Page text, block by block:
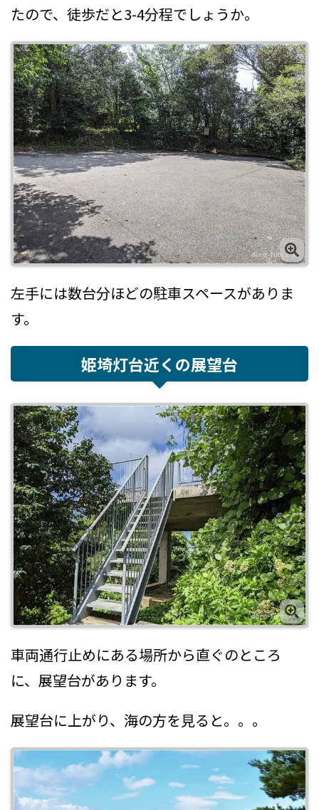
たので、徒歩だと3-4分程でしょうか。
左手には数台分ほどの駐車スペースがありま
す。
姫埼灯台近くの展望台
車両通行止めにある場所から直ぐのところ
に、展望台があります。
展望台に上がり、海の方を見ると。。。